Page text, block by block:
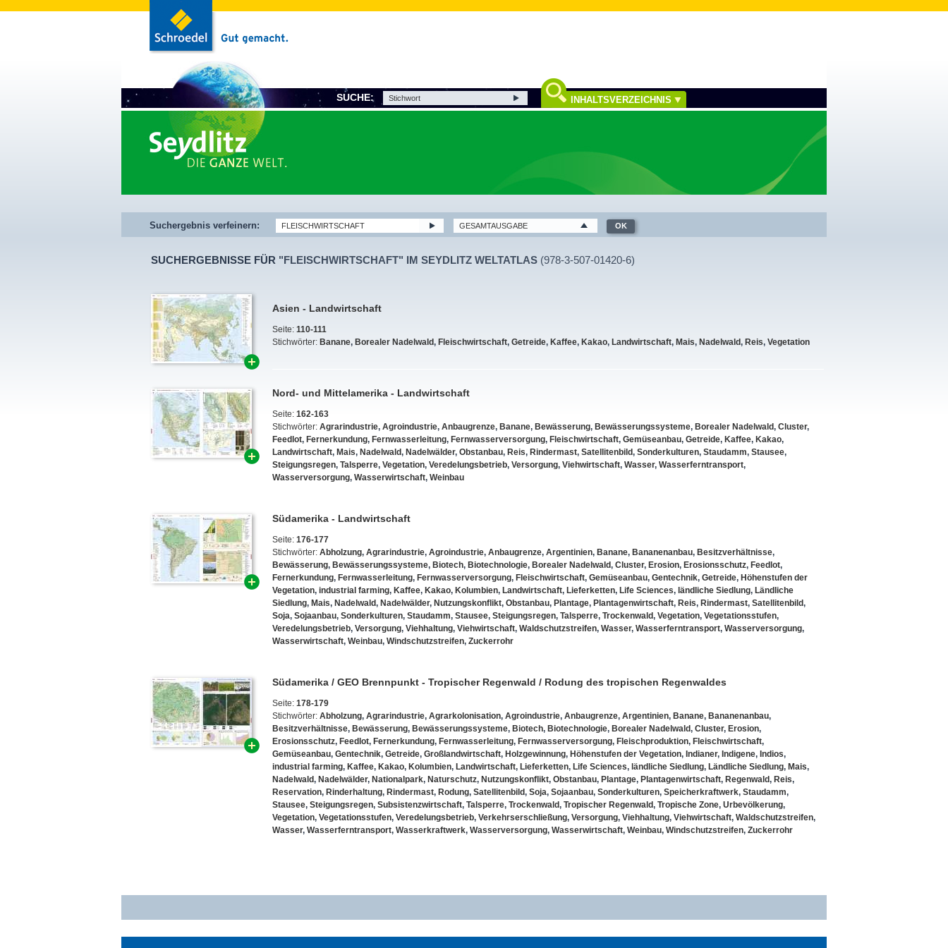
SUCHE: INHALTSVERZEICHNIS
Suchergebnis verfeinern:
SUCHERGEBNISSE FÜR "FLEISCHWIRTSCHAFT" IM SEYDLITZ WELTATLAS (978-3-507-01420-6)
Asien - Landwirtschaft
Seite: 110-111
Stichwörter: Banane, Borealer Nadelwald, Fleischwirtschaft, Getreide, Kaffee, Kakao, Landwirtschaft, Mais, Nadelwald, Reis, Vegetation
Nord- und Mittelamerika - Landwirtschaft
Seite: 162-163
Stichwörter: Agrarindustrie, Agroindustrie, Anbaugrenze, Banane, Bewässerung, Bewässerungssysteme, Borealer Nadelwald, Cluster,
Feedlot, Fernerkundung, Fernwasserleitung, Fernwasserversorgung, Fleischwirtschaft, Gemüseanbau, Getreide, Kaffee, Kakao,
Landwirtschaft, Mais, Nadelwald, Nadelwälder, Obstanbau, Reis, Rindermast, Satellitenbild, Sonderkulturen, Staudamm, Stausee,
Steigungsregen, Talsperre, Vegetation, Veredelungsbetrieb, Versorgung, Viehwirtschaft, Wasser, Wasserferntransport,
Wasserversorgung, Wasserwirtschaft, Weinbau
Südamerika - Landwirtschaft
Seite: 176-177
Stichwörter: Abholzung, Agrarindustrie, Agroindustrie, Anbaugrenze, Argentinien, Banane, Bananenanbau, Besitzverhältnisse,
Bewässerung, Bewässerungssysteme, Biotech, Biotechnologie, Borealer Nadelwald, Cluster, Erosion, Erosionsschutz, Feedlot,
Fernerkundung, Fernwasserleitung, Fernwasserversorgung, Fleischwirtschaft, Gemüseanbau, Gentechnik, Getreide, Höhenstufen der
Vegetation, industrial farming, Kaffee, Kakao, Kolumbien, Landwirtschaft, Lieferketten, Life Sciences, ländliche Siedlung, Ländliche
Siedlung, Mais, Nadelwald, Nadelwälder, Nutzungskonflikt, Obstanbau, Plantage, Plantagenwirtschaft, Reis, Rindermast, Satellitenbild,
Soja, Sojaanbau, Sonderkulturen, Staudamm, Stausee, Steigungsregen, Talsperre, Trockenwald, Vegetation, Vegetationsstufen,
Veredelungsbetrieb, Versorgung, Viehhaltung, Viehwirtschaft, Waldschutzstreifen, Wasser, Wasserferntransport, Wasserversorgung,
Wasserwirtschaft, Weinbau, Windschutzstreifen, Zuckerrohr
Südamerika / GEO Brennpunkt - Tropischer Regenwald / Rodung des tropischen Regenwaldes
Seite: 178-179
Stichwörter: Abholzung, Agrarindustrie, Agrarkolonisation, Agroindustrie, Anbaugrenze, Argentinien, Banane, Bananenanbau,
Besitzverhältnisse, Bewässerung, Bewässerungssysteme, Biotech, Biotechnologie, Borealer Nadelwald, Cluster, Erosion,
Erosionsschutz, Feedlot, Fernerkundung, Fernwasserleitung, Fernwasserversorgung, Fleischproduktion, Fleischwirtschaft,
Gemüseanbau, Gentechnik, Getreide, Großlandwirtschaft, Holzgewinnung, Höhenstufen der Vegetation, Indianer, Indigene, Indios,
industrial farming, Kaffee, Kakao, Kolumbien, Landwirtschaft, Lieferketten, Life Sciences, ländliche Siedlung, Ländliche Siedlung, Mais,
Nadelwald, Nadelwälder, Nationalpark, Naturschutz, Nutzungskonflikt, Obstanbau, Plantage, Plantagenwirtschaft, Regenwald, Reis,
Reservation, Rinderhaltung, Rindermast, Rodung, Satellitenbild, Soja, Sojaanbau, Sonderkulturen, Speicherkraftwerk, Staudamm,
Stausee, Steigungsregen, Subsistenzwirtschaft, Talsperre, Trockenwald, Tropischer Regenwald, Tropische Zone, Urbevölkerung,
Vegetation, Vegetationsstufen, Veredelungsbetrieb, Verkehrserschließung, Versorgung, Viehhaltung, Viehwirtschaft, Waldschutzstreifen,
Wasser, Wasserferntransport, Wasserkraftwerk, Wasserversorgung, Wasserwirtschaft, Weinbau, Windschutzstreifen, Zuckerrohr